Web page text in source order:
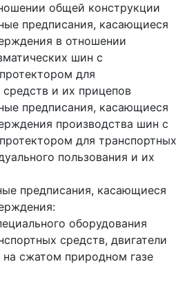
общей конструкции
предписания, касающиеся
в отношении
шин с
для
и их прицепов
предписания, касающиеся
производства шин с
для транспортных
пользования и их
предписания, касающиеся
оборудования
средств, двигатели
сжатом природном газе